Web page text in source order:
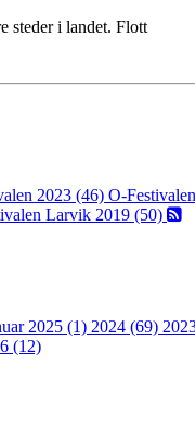
steder i landet. Flott
2023 (46) O-Festivalen
Larvik 2019 (50)
2025 (1) 2024 (69)
(12)